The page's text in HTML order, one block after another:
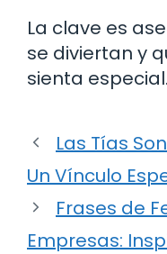
La clave es
se diviertan y
sienta especial.
Las Tías
Un Vínculo
Frases de
Empresas: